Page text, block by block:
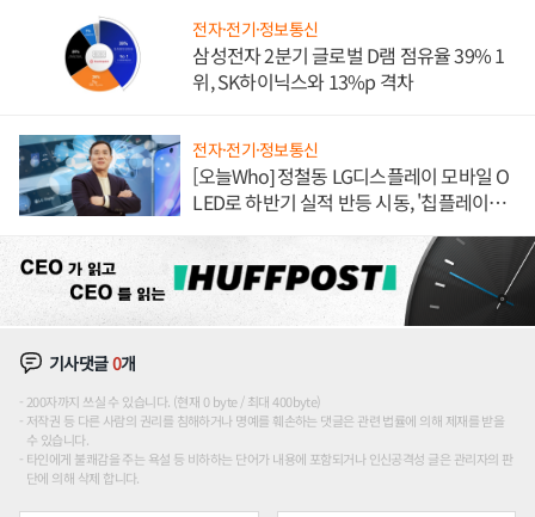
전자·전기·정보통신
삼성전자 2분기 글로벌 D램 점유율 39% 1
위, SK하이닉스와 13%p 격차
전자·전기·정보통신
[오늘Who] 정철동 LG디스플레이 모바일 O
LED로 하반기 실적 반등 시동, '칩플레이
기사댓글0개
200자까지 쓰실 수 있습니다. (현재 0 byte / 최대 400byte)
저작권 등 다른 사람의 권리를 침해하거나 명예를 훼손하는 댓글은 관련 법률에 의해 제재를 받을
수 있습니다.
타인에게 불쾌감을 주는 욕설 등 비하하는 단어가 내용에 포함되거나 인신공격성 글은 관리자의 판
단에 의해 삭제 합니다.